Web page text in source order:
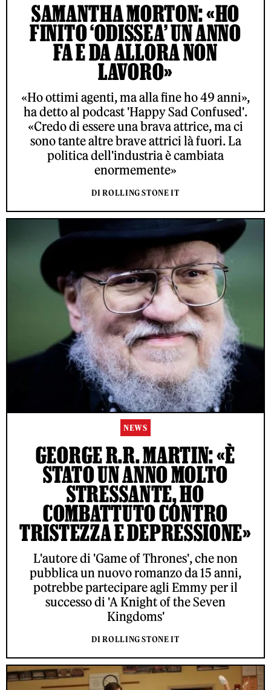
SAMANTHA MORTON: «HO
FINITO ‘ODISSEA’ UN ANNO
FA E DA ALLORA NON
LAVORO»
«Ho ottimi agenti, ma alla fine ho 49 anni»,
ha detto al podcast 'Happy Sad Confused'.
«Credo di essere una brava attrice, ma ci
sono tante altre brave attrici là fuori. La
politica dell'industria è cambiata
enormemente»
DI ROLLING STONE IT
NEWS
GEORGE R.R. MARTIN: «È
STATO UN ANNO MOLTO
STRESSANTE, HO
COMBATTUTO CONTRO
TRISTEZZA E DEPRESSIONE»
L'autore di 'Game of Thrones', che non
pubblica un nuovo romanzo da 15 anni,
potrebbe partecipare agli Emmy per il
successo di 'A Knight of the Seven
Kingdoms'
DI ROLLING STONE IT